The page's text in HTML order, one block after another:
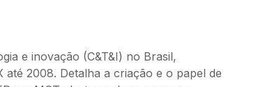
e inovação (C&T&I) no Brasil,
2008. Detalha a criação e o papel de